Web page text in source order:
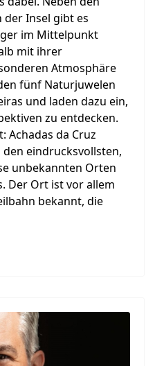
Insel gibt es
im Mittelpunkt
mit ihrer
Atmosphäre
fünf Naturjuwelen
und laden dazu ein,
zu entdecken.
Achadas da Cruz
den eindrucksvollsten,
unbekannten Orten
Der Ort ist vor allem
bekannt, die